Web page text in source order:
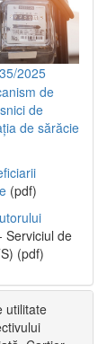
2025
de
de
de sărăcie
(pdf)
Serviciul de
(pdf)
utilitate